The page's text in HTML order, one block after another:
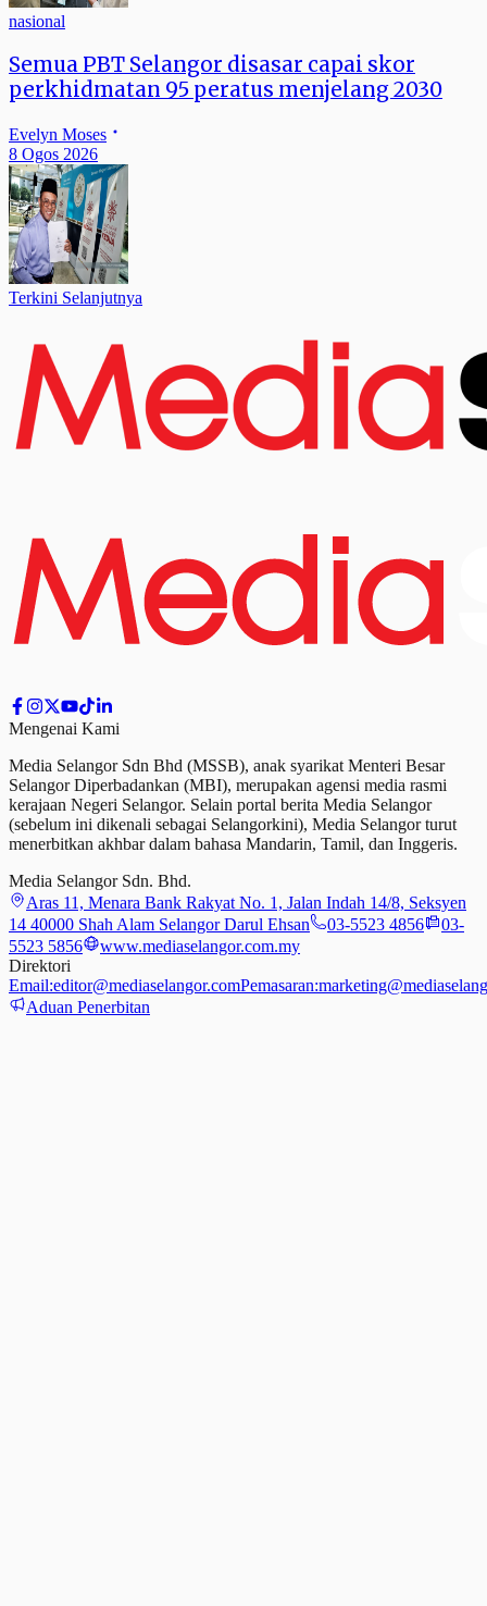
nasional
Semua PBT Selangor disasar capai skor
perkhidmatan 95 peratus menjelang 2030
Evelyn Moses
8 Ogos 2026
Terkini Selanjutnya
Mengenai Kami
Media Selangor Sdn Bhd (MSSB), anak syarikat Menteri Besar
Selangor Diperbadankan (MBI), merupakan agensi media rasmi
kerajaan Negeri Selangor. Selain portal berita Media Selangor
(sebelum ini dikenali sebagai Selangorkini), Media Selangor turut
menerbitkan akhbar dalam bahasa Mandarin, Tamil, dan Inggeris.
Media Selangor Sdn. Bhd.
Aras 11, Menara Bank Rakyat No. 1, Jalan Indah 14/8, Seksyen
14 40000 Shah Alam Selangor Darul Ehsan
03-5523 4856
03-
5523 5856
www.mediaselangor.com.my
Direktori
Email:editor@mediaselangor.comPemasaran:
Aduan Penerbitan